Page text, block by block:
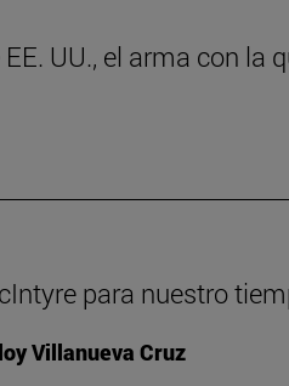
UU., el arma con la
para nuestro
Villanueva Cruz